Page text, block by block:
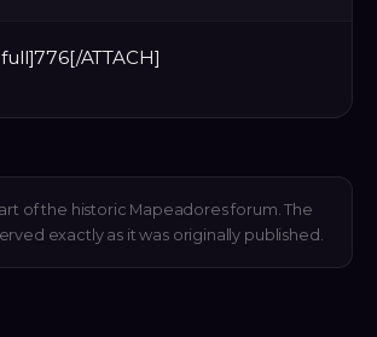
ATTACH]
of the historic Mapeadores forum. The
exactly as it was originally published.